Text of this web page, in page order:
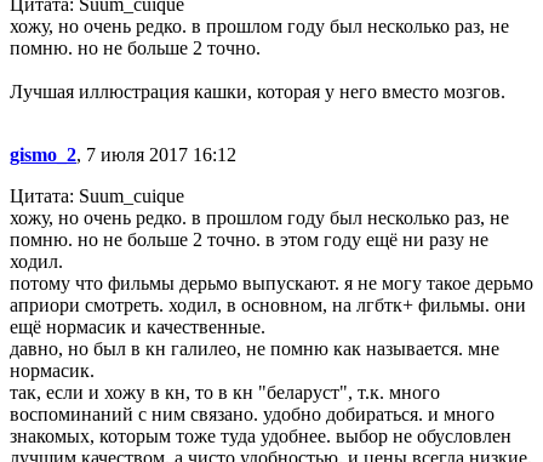
Цитата: Suum_cuique
хожу, но очень редко. в прошлом году был несколько раз, не
помню. но не больше 2 точно.
Лучшая иллюстрация кашки, которая у него вместо мозгов.
gismo_2, 7 июля 2017 16:12
Цитата: Suum_cuique
хожу, но очень редко. в прошлом году был несколько раз, не
помню. но не больше 2 точно. в этом году ещё ни разу не
ходил.
потому что фильмы дерьмо выпускают. я не могу такое дерьмо
априори смотреть. ходил, в основном, на лгбтк+ фильмы. они
ещё нормасик и качественные.
давно, но был в кн галилео, не помню как называется. мне
нормасик.
так, если и хожу в кн, то в кн "беларуст", т.к. много
воспоминаний с ним связано. удобно добираться. и много
знакомых, которым тоже туда удобнее. выбор не обусловлен
лучшим качеством, а чисто удобностью. и цены всегда низкие,